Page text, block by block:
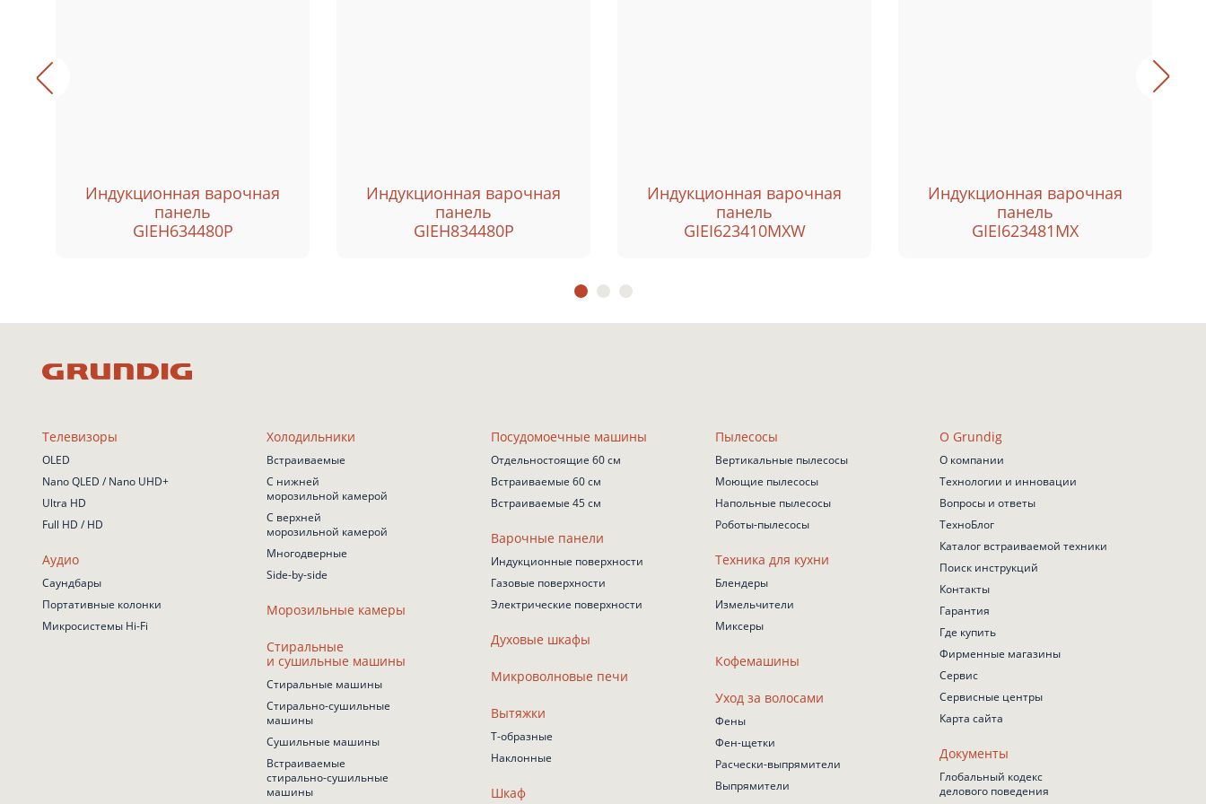
Индукционная варочная
панель
GIEH634480P
Индукционная варочная
панель
GIEH834480P
Индукционная варочная
панель
GIEI623410MXW
Индукционная варочная
панель
GIEI623481MX
Телевизоры
OLED
Nano QLED / Nano UHD+
Ultra HD
Full HD / HD
Аудио
Саундбары
Портативные колонки
Микросистемы Hi-Fi
Холодильники
Встраиваемые
С нижней
морозильной камерой
С верхней
морозильной камерой
Многодверные
Side-by-side
Морозильные камеры
Стиральные
и сушильные машины
Стиральные машины
Стирально-сушильные
машины
Сушильные машины
Встраиваемые
стирально-сушильные
машины
Посудомоечные машины
Отдельностоящие 60 см
Встраиваемые 60 см
Встраиваемые 45 см
Варочные панели
Индукционные поверхности
Газовые поверхности
Электрические поверхности
Духовые шкафы
Микроволновые печи
Вытяжки
Т-образные
Наклонные
Шкаф
Пылесосы
Вертикальные пылесосы
Моющие пылесосы
Напольные пылесосы
Роботы-пылесосы
Техника для кухни
Блендеры
Измельчители
Миксеры
Кофемашины
Уход за волосами
Фены
Фен-щетки
Расчески-выпрямители
Выпрямители
О Grundig
О компании
Технологии и инновации
Вопросы и ответы
ТехноБлог
Каталог встраиваемой техники
Поиск инструкций
Контакты
Гарантия
Где купить
Фирменные магазины
Сервис
Сервисные центры
Карта сайта
Документы
Глобальный кодекс
делового поведения